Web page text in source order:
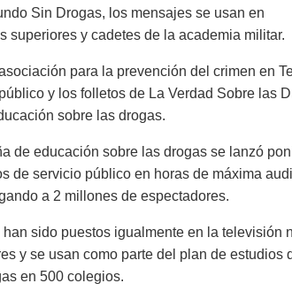
Sin Drogas, los mensajes se usan en
superiores y cadetes de la academia militar.
para la prevención del crimen en
y los folletos de La Verdad Sobre las
sobre las drogas.
de educación sobre las drogas se lanzó
de servicio público en horas de máxima
a 2 millones de espectadores.
sido puestos igualmente en la televisión
y se usan como parte del plan de estudios
en 500 colegios.